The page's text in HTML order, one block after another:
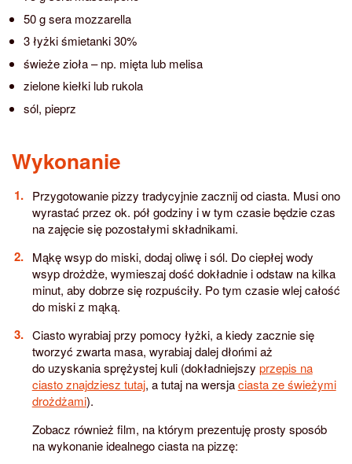
50 g sera mozzarella
3 łyżki śmietanki 30%
świeże zioła – np. mięta lub melisa
zielone kiełki lub rukola
sól, pieprz
Wykonanie
Przygotowanie pizzy tradycyjnie zacznij od ciasta. Musi ono
wyrastać przez ok. pół godziny i w tym czasie będzie czas
na zajęcie się pozostałymi składnikami.
Mąkę wsyp do miski, dodaj oliwę i sól. Do ciepłej wody
wsyp drożdże, wymieszaj dość dokładnie i odstaw na kilka
minut, aby dobrze się rozpuściły. Po tym czasie wlej całość
do miski z mąką.
Ciasto wyrabiaj przy pomocy łyżki, a kiedy zacznie się
tworzyć zwarta masa, wyrabiaj dalej dłońmi aż
do uzyskania sprężystej kuli (dokładniejszy przepis na
ciasto znajdziesz tutaj, a tutaj na wersjaciasta ze świeżymi
drożdżami).
Zobacz również film, na którym prezentuję prosty sposób
na wykonanie idealnego ciasta na pizzę: